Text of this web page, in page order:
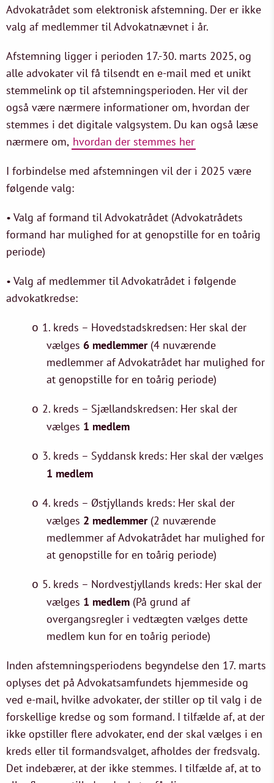
Advokatrådet som elektronisk afstemning. Der er ikke
valg af medlemmer til Advokatnævnet i år.
Afstemning ligger i perioden 17.-30. marts 2025, og
alle advokater vil få tilsendt en e-mail med et unikt
stemmelink op til afstemningsperioden. Her vil der
også være nærmere informationer om, hvordan der
stemmes i det digitale valgsystem. Du kan også læse
nærmere om, hvordan der stemmes her
I forbindelse med afstemningen vil der i 2025 være
følgende valg:
• Valg af formand til Advokatrådet (Advokatrådets
formand har mulighed for at genopstille for en toårig
periode)
• Valg af medlemmer til Advokatrådet i følgende
advokatkredse:
o 1. kreds – Hovedstadskredsen: Her skal der
vælges 6 medlemmer(4 nuværende
medlemmer af Advokatrådet har mulighed for
at genopstille for en toårig periode)
o 2. kreds – Sjællandskredsen: Her skal der
vælges 1 medlem
o 3. kreds – Syddansk kreds: Her skal der vælges
1 medlem
o 4. kreds – Østjyllands kreds: Her skal der
vælges 2 medlemmer(2 nuværende
medlemmer af Advokatrådet har mulighed for
at genopstille for en toårig periode)
o 5. kreds – Nordvestjyllands kreds: Her skal der
vælges 1 medlem (På grund af
overgangsregler i vedtægten vælges dette
medlem kun for en toårig periode)
Inden afstemningsperiodens begyndelse den 17. marts
oplyses det på Advokatsamfundets hjemmeside og
ved e-mail, hvilke advokater, der stiller op til valg i de
forskellige kredse og som formand. I tilfælde af, at der
ikke opstiller flere advokater, end der skal vælges i en
kreds eller til formandsvalget, afholdes der fredsvalg.
Det indebærer, at der ikke stemmes. I tilfælde af, at to